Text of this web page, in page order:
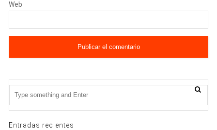
Web
Entradas recientes